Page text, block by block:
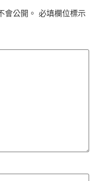
會公開。 必填欄位標示